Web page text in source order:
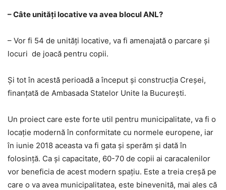
– Câte unităţi locative va avea blocul ANL?
– Vor fi 54 de unităţi locative, va fi amenajată o parcare şi
locuri de joacă pentru copii.
Şi tot în acestă perioadă a început şi construcţia Creşei,
finanţată de Ambasada Statelor Unite la Bucureşti.
Un proiect care este forte util pentru municipalitate, va fi o
locaţie modernă în conformitate cu normele europene, iar
în iunie 2018 aceasta va fi gata şi sperăm şi dată în
folosinţă. Ca şi capacitate, 60-70 de copii ai caracalenilor
vor beneficia de acest modern spaţiu. Este a treia creşă pe
care o va avea municipalitatea, este binevenită, mai ales că